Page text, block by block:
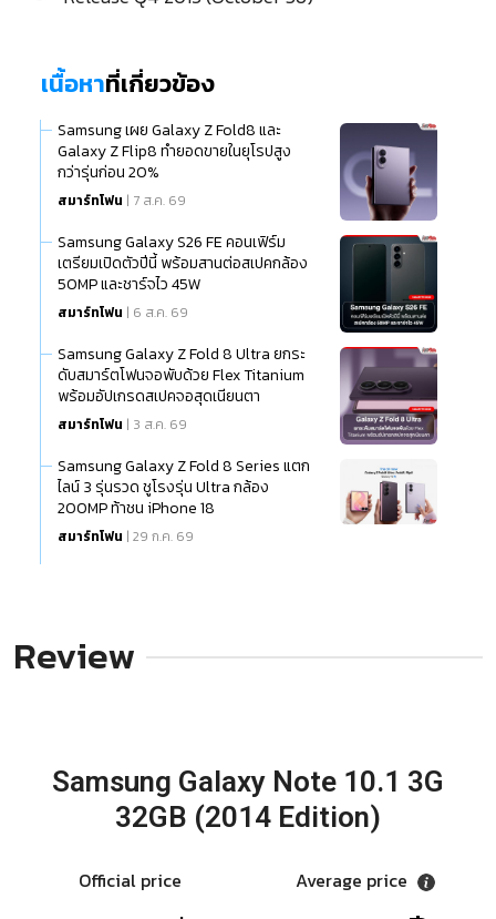
เนื้อหาที่เกี่ยวข้อง
Samsung เผย Galaxy Z Fold8 และ
Galaxy Z Flip8 ทำยอดขายในยุโรปสูง
กว่ารุ่นก่อน 20%
สมาร์ทโฟน | 7 ส.ค. 69
Samsung Galaxy S26 FE คอนเฟิร์ม
เตรียมเปิดตัวปีนี้ พร้อมสานต่อสเปคกล้อง
50MP และชาร์จไว 45W
สมาร์ทโฟน | 6 ส.ค. 69
Samsung Galaxy Z Fold 8 Ultra ยกระ
ดับสมาร์ตโฟนจอพับด้วย Flex Titanium
พร้อมอัปเกรดสเปคจอสุดเนียนตา
สมาร์ทโฟน | 3 ส.ค. 69
Samsung Galaxy Z Fold 8 Series แตก
ไลน์ 3 รุ่นรวด ชูโรงรุ่น Ultra กล้อง
200MP ท้าชน iPhone 18
สมาร์ทโฟน | 29 ก.ค. 69
Review
Samsung Galaxy Note 10.1 3G
32GB (2014 Edition)
Official price Average price